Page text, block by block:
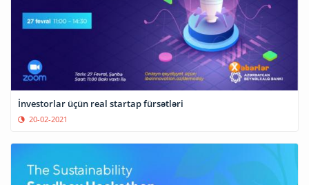
İnvestorlar üçün real startap fürsətləri
20-02-2021